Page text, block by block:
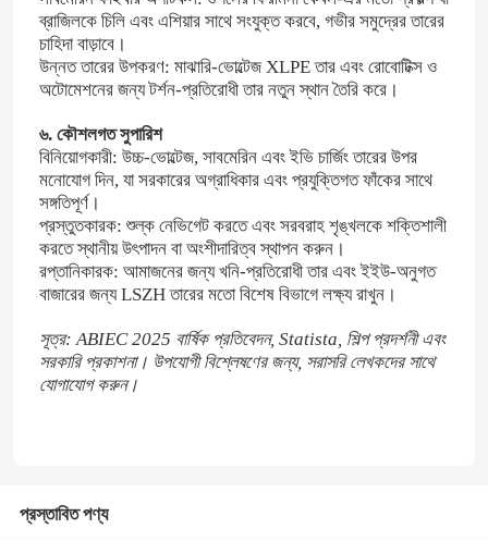
ক্যান্টিলিভার সিঙ্গল টুইস্ট ক্যাবলিং মেশিন
ডাবল টুইস্ট বুনচার
অনমনীয় ফ্রেম স্ট্র্যান্ডার
সিঙ্গল ট্রিস্ট ক্যাবলিং মেশিন
ক্যাবল বানচার
ব্রাজিলকে চিলি এবং এশিয়ার সাথে সংযুক্ত করবে, গভীর সমুদ্রের তারের
চাহিদা বাড়াবে।
উন্নত তারের উপকরণ: মাঝারি-ভোল্টেজ XLPE তার এবং রোবোটিক্স ও
অটোমেশনের জন্য টর্শন-প্রতিরোধী তার নতুন স্থান তৈরি করে।
৬. কৌশলগত সুপারিশ
বিনিয়োগকারী: উচ্চ-ভোল্টেজ, সাবমেরিন এবং ইভি চার্জিং তারের উপর
মনোযোগ দিন, যা সরকারের অগ্রাধিকার এবং প্রযুক্তিগত ফাঁকের সাথে
সঙ্গতিপূর্ণ।
প্রস্তুতকারক: শুল্ক নেভিগেট করতে এবং সরবরাহ শৃঙ্খলকে শক্তিশালী
করতে স্থানীয় উৎপাদন বা অংশীদারিত্ব স্থাপন করুন।
রপ্তানিকারক: আমাজনের জন্য খনি-প্রতিরোধী তার এবং ইইউ-অনুগত
বাজারের জন্য LSZH তারের মতো বিশেষ বিভাগে লক্ষ্য রাখুন।
সূত্র: ABIEC 2025 বার্ষিক প্রতিবেদন, Statista, শিল্প প্রদর্শনী এবং
সরকারি প্রকাশনা। উপযোগী বিশ্লেষণের জন্য, সরাসরি লেখকদের সাথে
যোগাযোগ করুন।
প্রস্তাবিত পণ্য